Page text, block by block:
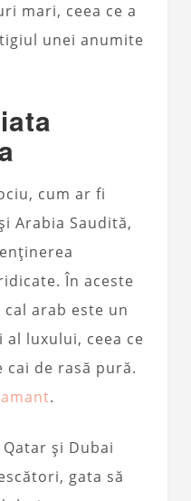
mari, ceea ce a
unei anumite
cum ar fi
Arabia Saudită,
În aceste
arab este un
luxului, ceea ce
cai de rasă pură.
.
și Dubai
gata să